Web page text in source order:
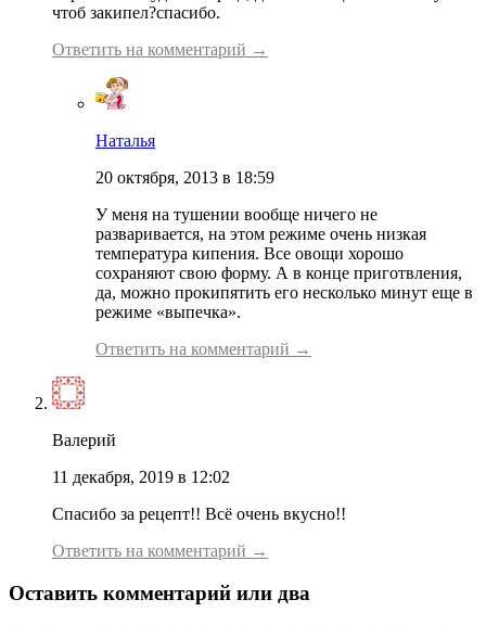
чтоб закипел?спасибо.
Ответить на комментарий →
Наталья
20 октября, 2013 в 18:59
У меня на тушении вообще ничего не
разваривается, на этом режиме очень низкая
температура кипения. Все овощи хорошо
сохраняют свою форму. А в конце приготвления,
да, можно прокипятить его несколько минут еще в
режиме «выпечка».
Ответить на комментарий →
Валерий
11 декабря, 2019 в 12:02
Спасибо за рецепт!! Всё очень вкусно!!
Ответить на комментарий →
Оставить комментарий или два